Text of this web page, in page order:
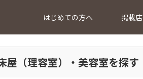
はじめての方へ 掲載
屋（理容室）・美容室を探す